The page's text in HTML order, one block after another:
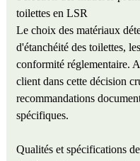
toilettes en LSR
Le choix des matériaux
d'étanchéité des toilettes,
conformité réglementaire.
client dans cette décision
recommandations
spécifiques.
Qualités et spécifications